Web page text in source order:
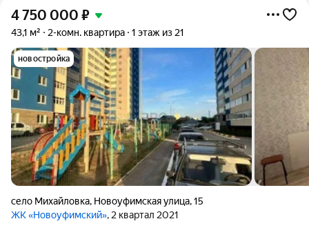
4 750 000 ₽
43,1 м² 2-комн. квартира 1 этаж из 21
новостройка
село Михайловка, Новоуфимская улица,15
ЖК «Новоуфимский», 2 квартал 2021